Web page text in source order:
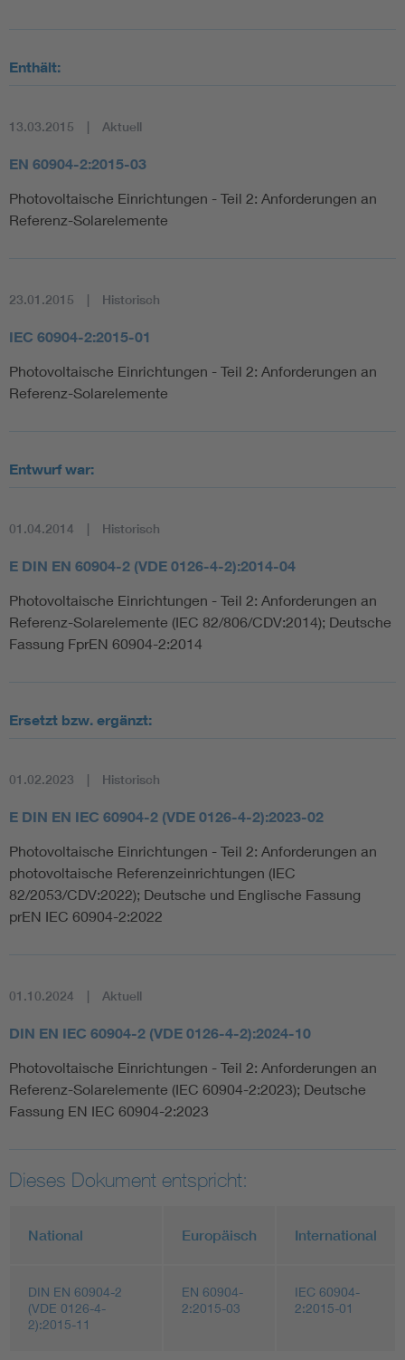
Enthält:
13.03.2015 Aktuell
EN 60904-2:2015-03
Photovoltaische Einrichtungen - Teil 2: Anforderungen an
Referenz-Solarelemente
23.01.2015 Historisch
IEC 60904-2:2015-01
Photovoltaische Einrichtungen - Teil 2: Anforderungen an
Referenz-Solarelemente
Entwurf war:
01.04.2014 Historisch
E DIN EN 60904-2 (VDE 0126-4-2):2014-04
Photovoltaische Einrichtungen - Teil 2: Anforderungen an
Referenz-Solarelemente (IEC 82/806/CDV:2014); Deutsche
Fassung FprEN 60904-2:2014
Ersetzt bzw. ergänzt:
01.02.2023 Historisch
E DIN EN IEC 60904-2 (VDE 0126-4-2):2023-02
Photovoltaische Einrichtungen - Teil 2: Anforderungen an
photovoltaische Referenzeinrichtungen (IEC
82/2053/CDV:2022); Deutsche und Englische Fassung
prEN IEC 60904-2:2022
01.10.2024 Aktuell
DIN EN IEC 60904-2 (VDE 0126-4-2):2024-10
Photovoltaische Einrichtungen - Teil 2: Anforderungen an
Referenz-Solarelemente (IEC 60904-2:2023); Deutsche
Fassung EN IEC 60904-2:2023
Dieses Dokument entspricht:
National Europäisch International
DIN EN 60904-2
(VDE 0126-4-
2):2015-11
EN 60904-
2:2015-03
IEC 60904-
2:2015-01